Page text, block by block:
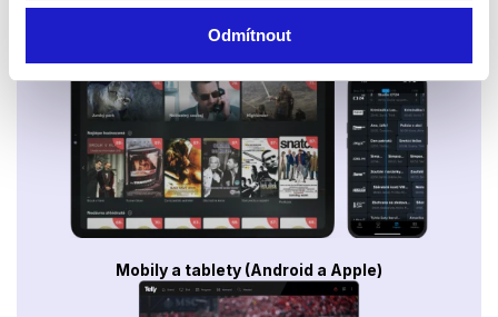
Odmítnout
Smart TV - Android, Google, Samsung, LG, VIDAA
Mobily a tablety (Android a Apple)